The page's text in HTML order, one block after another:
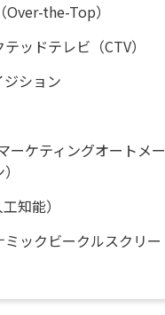
the-Top）
ッドテレビ（CTV）
ジション
ーケティングオートメー
知能）
ミックビークルスクリー